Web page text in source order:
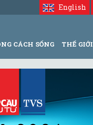
English
CÁCH SỐNG THẾ GIỚI